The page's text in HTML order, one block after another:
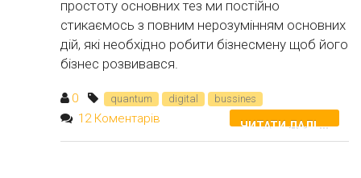
простоту основних тез ми постійно
стикаємось з повним нерозумінням основних
дій, які необхідно робити бізнесмену щоб його
бізнес розвивався.
0 quantum digital bussines
12 Коментарів ЧИТАТИ ДАЛІ ...